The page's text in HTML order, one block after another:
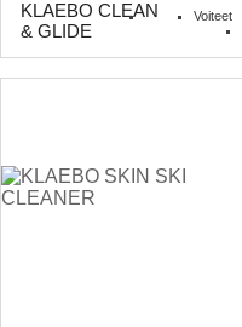
Voiteet
KLAEBO CLEAN
& GLIDE